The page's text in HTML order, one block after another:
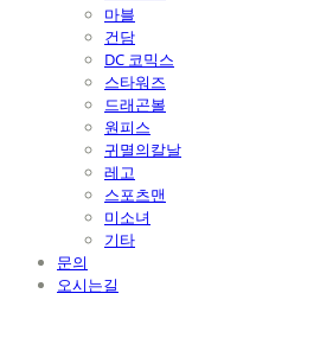
마블
건담
DC 코믹스
스타워즈
드래곤볼
원피스
귀멸의칼날
레고
스포츠맨
미소녀
기타
문의
오시는길